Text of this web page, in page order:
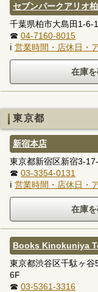
セブンパークアリオ
千葉県柏市大島田1-6-
☎ 04-7160-8015
ℹ 営業時間・店休日・
東京都
新宿本店
東京都新宿区新宿3-
☎ 03-3354-0131
ℹ 営業時間・店休日・
Books Kinokuniya
東京都渋谷区千駄ヶ
6F
☎ 03-5361-3316